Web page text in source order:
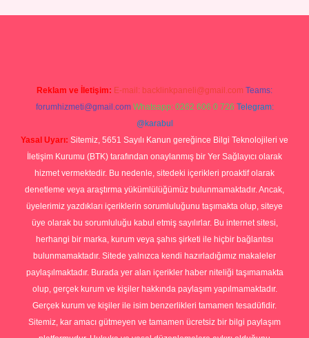
Reklam ve İletişim: E-mail: backlinkpaneli@gmail.com Teams:
forumhizmeti@gmail.com Whatsapp: 0262 606 0 726 Telegram:
@karabul
Yasal Uyarı: Sitemiz, 5651 Sayılı Kanun gereğince Bilgi Teknolojileri ve
İletişim Kurumu (BTK) tarafından onaylanmış bir Yer Sağlayıcı olarak
hizmet vermektedir. Bu nedenle, sitedeki içerikleri proaktif olarak
denetleme veya araştırma yükümlülüğümüz bulunmamaktadır. Ancak,
üyelerimiz yazdıkları içeriklerin sorumluluğunu taşımakta olup, siteye
üye olarak bu sorumluluğu kabul etmiş sayılırlar. Bu internet sitesi,
herhangi bir marka, kurum veya şahıs şirketi ile hiçbir bağlantısı
bulunmamaktadır. Sitede yalnızca kendi hazırladığımız makaleler
paylaşılmaktadır. Burada yer alan içerikler haber niteliği taşımamakta
olup, gerçek kurum ve kişiler hakkında paylaşım yapılmamaktadır.
Gerçek kurum ve kişiler ile isim benzerlikleri tamamen tesadüfidir.
Sitemiz, kar amacı gütmeyen ve tamamen ücretsiz bir bilgi paylaşım